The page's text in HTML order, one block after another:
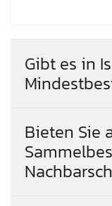
Gibt es in
Bieten Sie